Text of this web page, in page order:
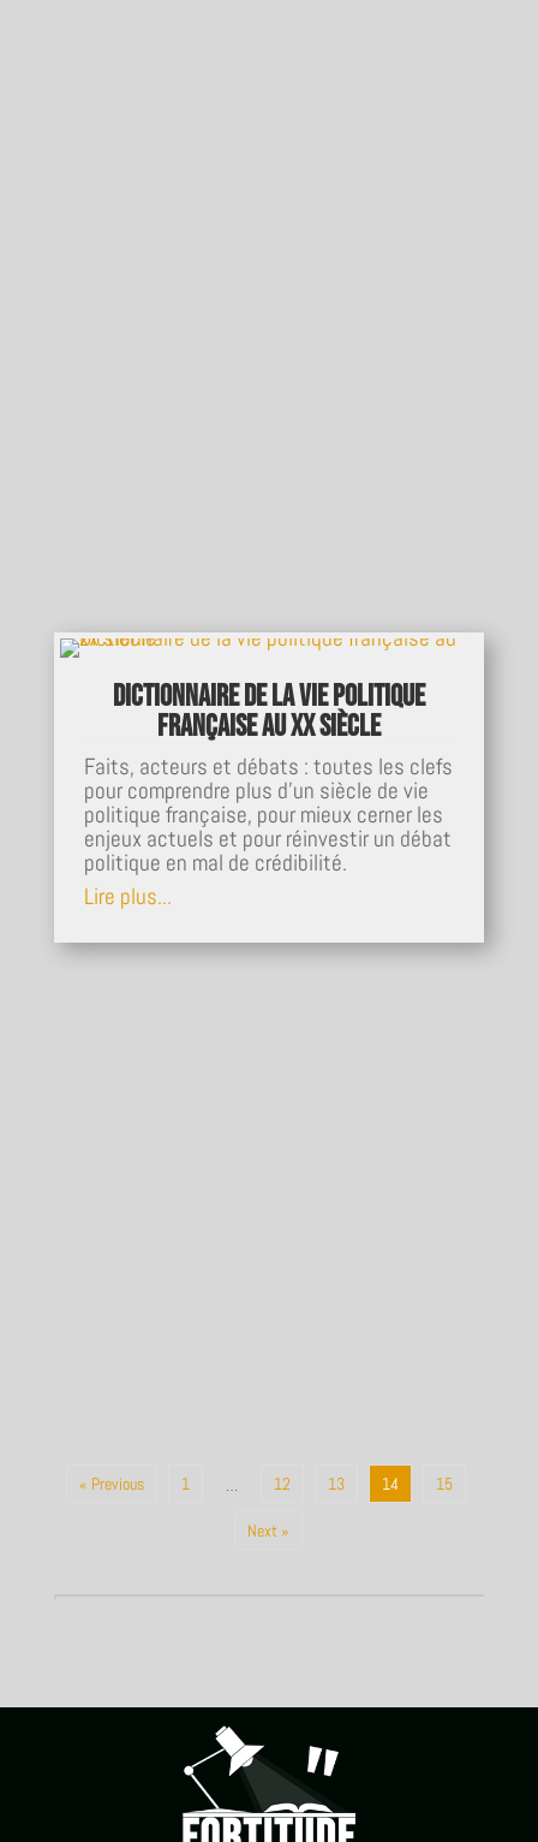
Dictionnaire de la vie politique
française au xx siècle
Faits, acteurs et débats : toutes les clefs
pour comprendre plus d'un siècle de vie
politique française, pour mieux cerner les
enjeux actuels et pour réinvestir un débat
politique en mal de crédibilité.
Lire plus...
« Previous 1 … 12 13 14 15
Next »